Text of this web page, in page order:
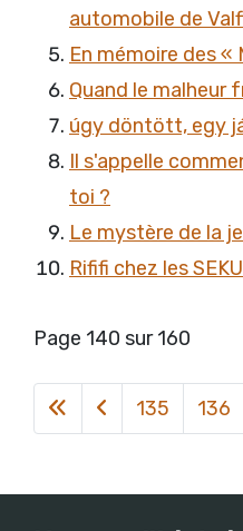
automobile de
En mémoire des «
Quand le malheur
úgy döntött, egy
Il s'appelle
toi ?
Le mystère de la
Rififi chez les
Page 140 sur 160
135 136